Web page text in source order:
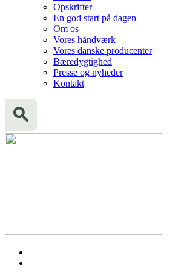
Opskrifter
En god start på dagen
Om os
Vores håndværk
Vores danske producenter
Bæredygtighed
Presse og nyheder
Kontakt